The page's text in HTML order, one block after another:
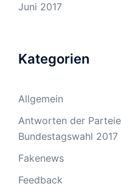
Juni 2017
Kategorien
Allgemein
Antworten der
Bundestagswahl 2017
Fakenews
Feedback